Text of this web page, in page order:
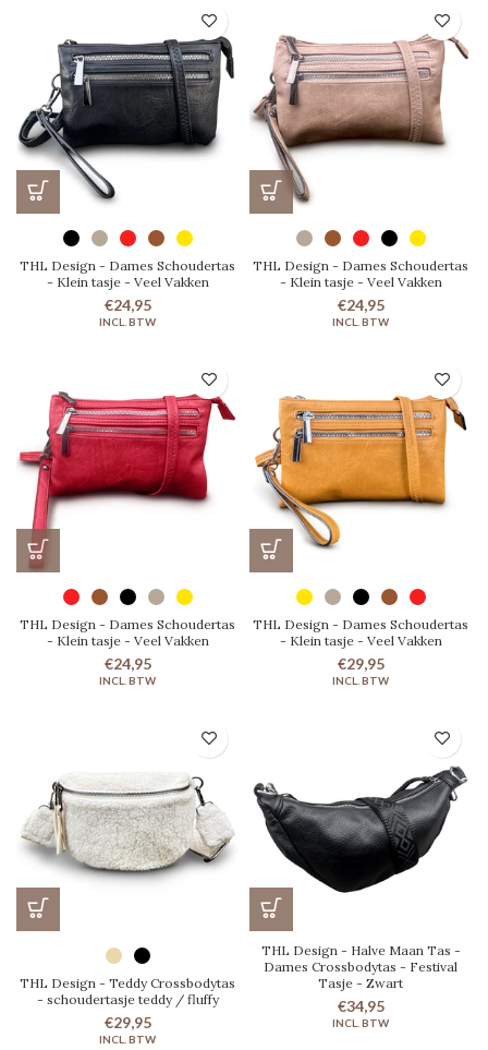
THL Design - Dames Schoudertas
- Klein tasje - Veel Vakken
€24,95
THL Design - Dames Schoudertas
- Klein tasje - Veel Vakken
€24,95
THL Design - Dames Schoudertas
- Klein tasje - Veel Vakken
€24,95
THL Design - Dames Schoudertas
- Klein tasje - Veel Vakken
€29,95
THL Design - Teddy Crossbodytas
- schoudertasje teddy / fluffy
€29,95
THL Design - Halve Maan Tas -
Dames Crossbodytas - Festival
Tasje - Zwart
€34,95